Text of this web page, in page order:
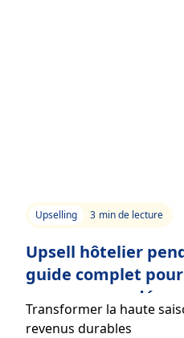
Upselling 3 min de lecture
Upsell hôtelier
guide complet
revenus sans
client
Transformer la haute
revenus durables